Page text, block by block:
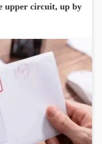
upper circuit, up by